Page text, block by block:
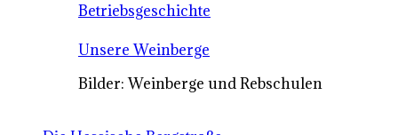
Betriebsgeschichte
Unsere Weinberge
Bilder: Weinberge und Rebschulen